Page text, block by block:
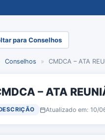
para Conselhos
Conselhos » CMDCA – ATA
– ATA
Atualizado em: 10/